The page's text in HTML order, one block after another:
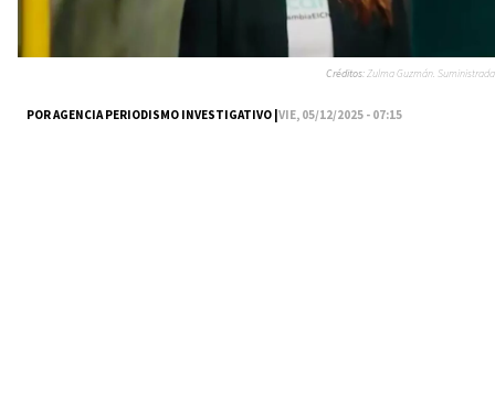
POR AGENCIA PERIODISMO INVESTIGATIVO |VIE, 05/12/2025 - 07:15
Créditos:Zulma Guzmán. Suministrada